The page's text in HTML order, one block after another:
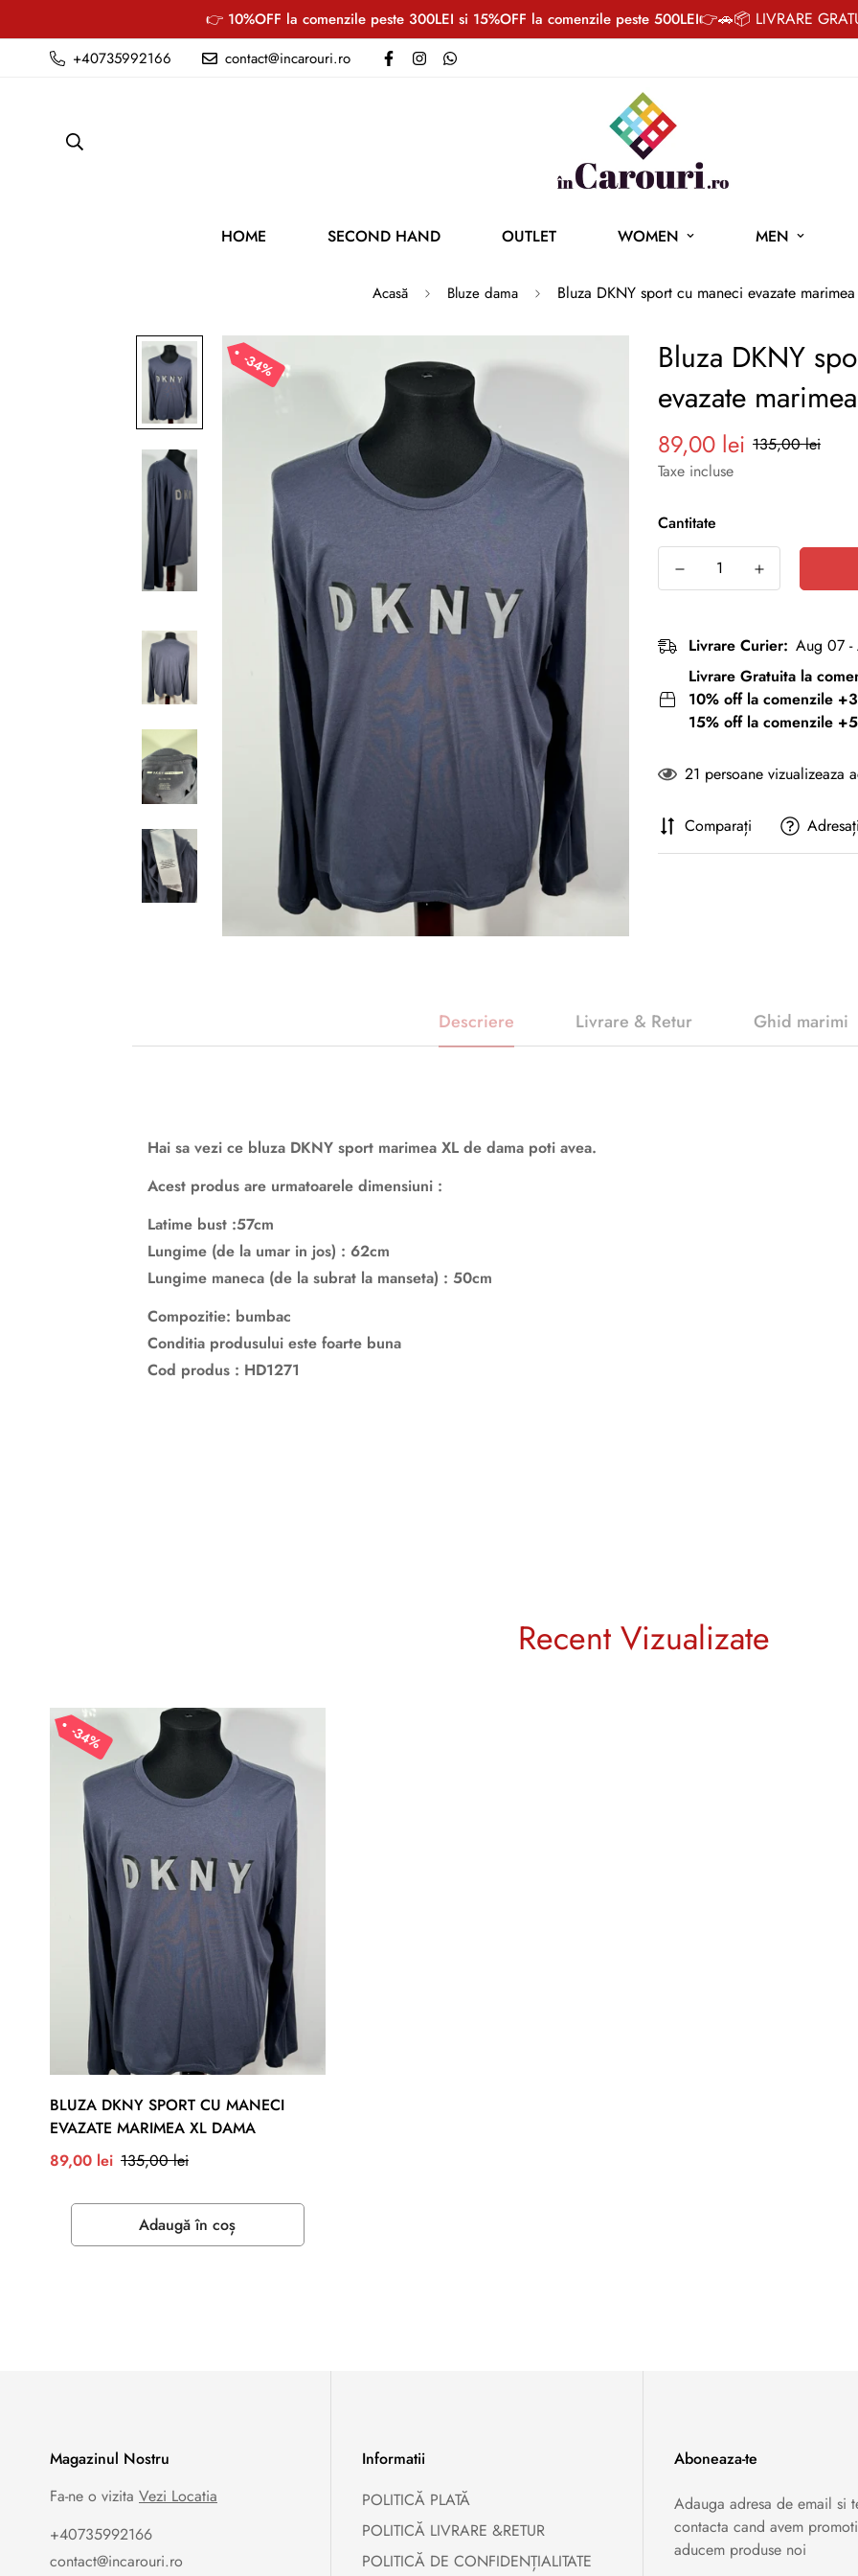
👉 10%OFF la comenzile peste 300LEI si 15%OFF la comenzile peste 500LEI👉🚗📦 LIVRARE
+40735992166 contact@incarouri.ro
HOME SECOND HAND OUTLET WOMEN MEN
Acasă Bluze dama Bluza DKNY sport cu maneci evazate
34% 34%
Bluza DKNY
evazate
Preț
redus
89,00 lei
Preț
normal
135,00 lei
Taxe incluse
Cantitate
Livrare Curier: Aug 07 -
Livrare Gratuita la
10% off la comenzile
15% off la comenzile
21 persoane vizualizeaza
Comparați
Descriere Livrare & Retur Ghid marimi
Hai sa vezi ce bluza DKNY sport marimea XL de dama poti avea.
Acest produs are urmatoarele dimensiuni :
Latime bust :57cm
Lungime (de la umar in jos) : 62cm
Lungime maneca (de la subrat la manseta) : 50cm
Compozitie: bumbac
Conditia produsului este foarte buna
Cod produs : HD1271
Recent Vizualizate
34%
BLUZA DKNY SPORT CU MANECI
EVAZATE MARIMEA XL DAMA
Preț
89,00 lei
Preț
135,00 lei
Adaugă în coș
Magazinul Nostru
Fa-ne o vizita Vezi Locatia
+40735992166
contact@incarouri.ro
Informatii
POLITICĂ PLATĂ
POLITICĂ LIVRARE &RETUR
POLITICĂ DE CONFIDENȚIALITATE
Aboneaza-te
Adauga adresa de email si
contacta cand avem
aducem produse noi